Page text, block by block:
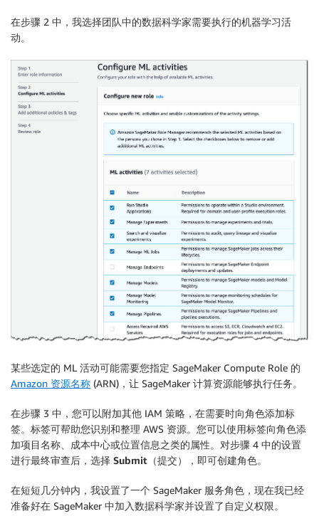
在步骤 2 中，我选择团队中的数据科学家需要执行的机器学习活
动。
某些选定的 ML 活动可能需要您指定 SageMaker Compute Role 的
Amazon 资源名称 (ARN)，让 SageMaker 计算资源能够执行任务。
在步骤 3 中，您可以附加其他 IAM 策略，在需要时向角色添加标
签。标签可帮助您识别和整理 AWS 资源。您可以使用标签向角色添
加项目名称、成本中心或位置信息之类的属性。对步骤 4 中的设置
进行最终审查后，选择 Submit （提交），即可创建角色。
在短短几分钟内，我设置了一个 SageMaker 服务角色，现在我已经
准备好在 SageMaker 中加入数据科学家并设置了自定义权限。